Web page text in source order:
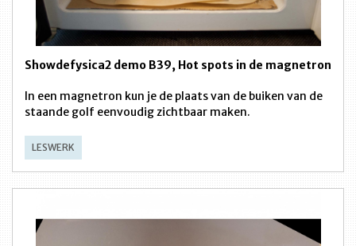
Showdefysica2 demo B39, Hot spots in de magnetron
In een magnetron kun je de plaats van de buiken van de
staande golf eenvoudig zichtbaar maken.
LESWERK